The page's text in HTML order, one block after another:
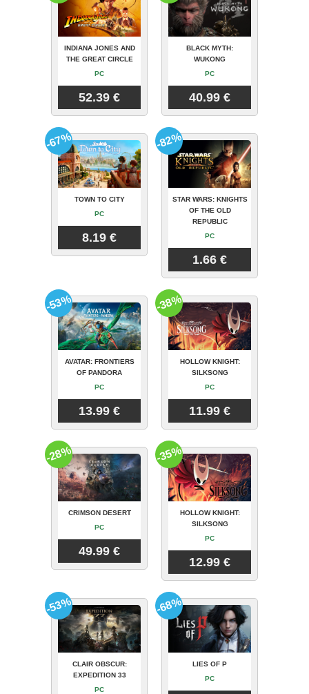
INDIANA JONES AND
THE GREAT CIRCLE
PC
52.39 €
BLACK MYTH:
WUKONG
PC
40.99 €
TOWN TO CITY
PC
8.19 €
-67%
STAR WARS: KNIGHTS
OF THE OLD
REPUBLIC
PC
1.66 €
-82%
AVATAR: FRONTIERS
OF PANDORA
PC
13.99 €
-53%
HOLLOW KNIGHT:
SILKSONG
PC
11.99 €
-38%
CRIMSON DESERT
PC
49.99 €
-28%
HOLLOW KNIGHT:
SILKSONG
PC
12.99 €
-35%
CLAIR OBSCUR:
EXPEDITION 33
PC
-53%
LIES OF P
PC
-68%